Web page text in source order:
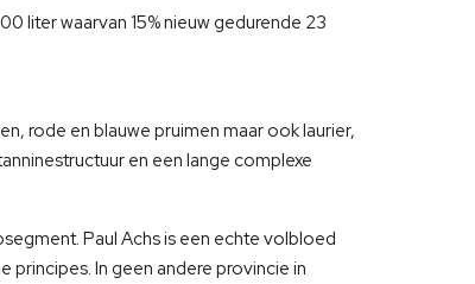
liter waarvan 15% nieuw gedurende 23
rode en blauwe pruimen maar ook laurier,
en een lange complexe
Paul Achs is een echte volbloed
In geen andere provincie in